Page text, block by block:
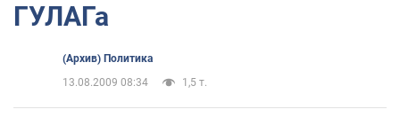
ГУЛАГа
(Архив) Политика
13.08.2009 08:34
1,5 т.